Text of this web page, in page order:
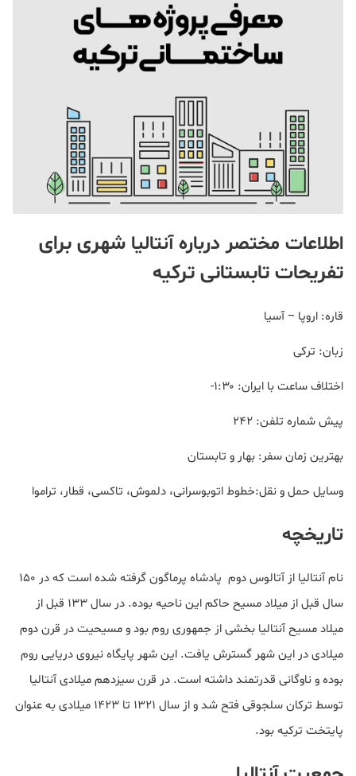
اطلاعات مختصر درباره آنتالیا شهری برای
تفریحات تابستانی ترکیه
قاره: اروپا – آسیا
زبان: ترکی
اختلاف ساعت با ایران: ۱:۳۰-
پیش شماره تلفن: ۲۴۲
بهترین زمان سفر: بهار و تابستان
وسایل حمل و نقل:خطوط اتوبوسرانی، دلموش، تاکسی، قطار، تراموا
تاریخچه
نام آنتالیا از آتالوس دوم پادشاه پرماگون گرفته شده ‌است که در ۱۵۰
سال قبل از میلاد مسیح حاکم این ناحیه بوده. در سال ۱۳۳ قبل از
میلاد مسیح آنتالیا بخشی از جمهوری روم بود و مسیحیت در قرن دوم
میلادی در این شهر گسترش یافت. این شهر پایگاه نیروی دریایی روم
بوده و ناوگانی قدرتمند داشته است. در قرن سیزدهم میلادی آنتالیا
توسط ترکان سلجوقی فتح شد و از سال ۱۳۲۱ تا ۱۴۲۳ میلادی به عنوان
پایتخت ترکیه بود.